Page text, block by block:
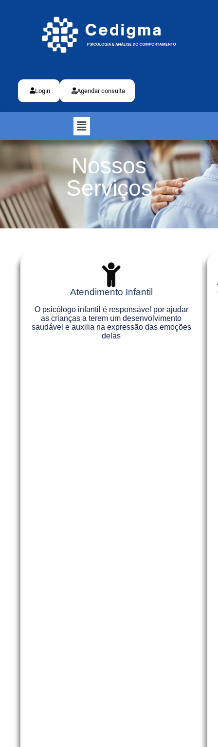
Login Agendar consulta
Nossos
Serviços
Atendimento Infantil
O psicólogo infantil é responsável por ajudar
as crianças a terem um desenvolvimento
saudável e auxilia na expressão das emoções
delas